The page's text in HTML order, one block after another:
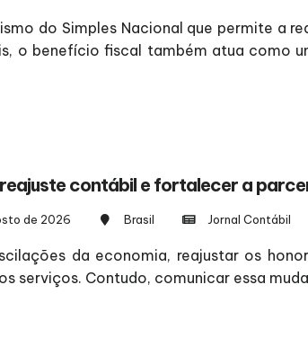
do Simples Nacional que permite a
o benefício fiscal também atua como
contábil e fortalecer a
de 2026 Brasil Jornal Contábil
da economia, reajustar os
serviços. Contudo, comunicar essa